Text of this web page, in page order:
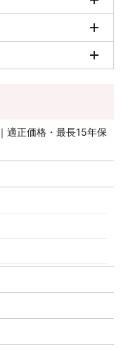
適正価格・最長15年保